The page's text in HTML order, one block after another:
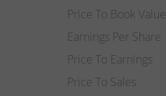
Price To Book Value
Earnings Per Share
Price To Earnings
Price To Sales